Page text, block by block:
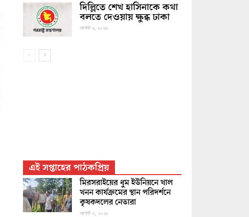
দিল্লিতে শেখ হাসিনাকে কথা
বলতে দেওয়ায় ক্ষুব্ধ ঢাকা
আগস্ট ৬, ২০২৬
এই সপ্তাহের পাঠকপ্রিয়
মিরসরাইয়ের ধুম ইউনিয়নে খাল
খনন কার্যক্রমের স্থান পরিদর্শনে
কৃষকদলের নেতারা
আগস্ট ৩, ২০২৬